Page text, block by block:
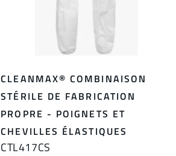
CLEANMAX® COMBINAISON
STÉRILE DE FABRICATION
PROPRE - POIGNETS ET
CHEVILLES ÉLASTIQUES
CTL417CS